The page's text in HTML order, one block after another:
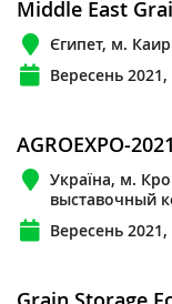
Middle East
Єгипет, м. Каир
Вересень 2021,
AGROEXPO-2021
Україна, м.
выставочный
Вересень